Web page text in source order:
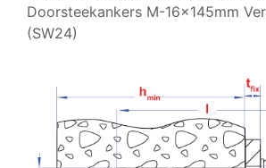
Doorsteekankers M-16x145mm
(SW24)